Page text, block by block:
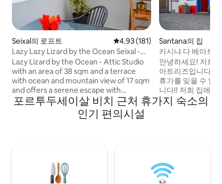
Seixal의 로프트 평점 4.93점(5점 만점), 후기 181
4.93 (181)
Lazy Lazy Lizard by the Ocean Seixal -
Perfect Place
Lazy Lizard by the Ocean - Attic Studio
with an area of 38 sqm and a terrace
with ocean and mountain view of 17 sqm
and offers a serene escape with
breathtaking ocean views and a
traditional atmosphere. This charming
retreat is perfect for those looking to
internet 500/100. The access is on the
separately stairs from the rest of the
Santana의 집
카시냐 다 베아트
안녕하세요! 저희
아트리즈입니다.
휴가를 잊을 수 없
니다!! 저희 집에
"casinha da
향인 산타나에 위
축했습니다. 바다/
포르투두세이살 비치 근처 휴가지 숙소의
인기 편의시설